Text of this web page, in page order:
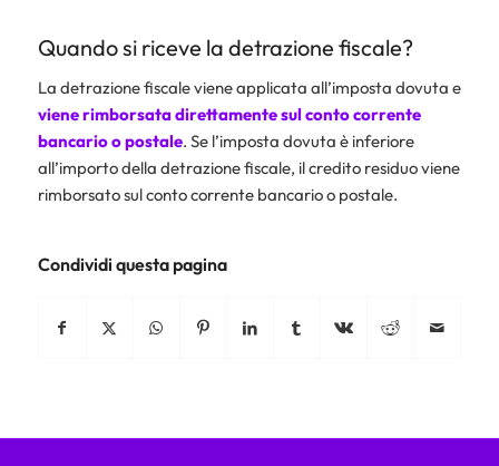
Quando si riceve la detrazione fiscale?
La detrazione fiscale viene applicata all’imposta dovuta e
viene rimborsata direttamente sul conto corrente
bancario o postale. Se l’imposta dovuta è inferiore
all’importo della detrazione fiscale, il credito residuo viene
rimborsato sul conto corrente bancario o postale.
Condividi questa pagina